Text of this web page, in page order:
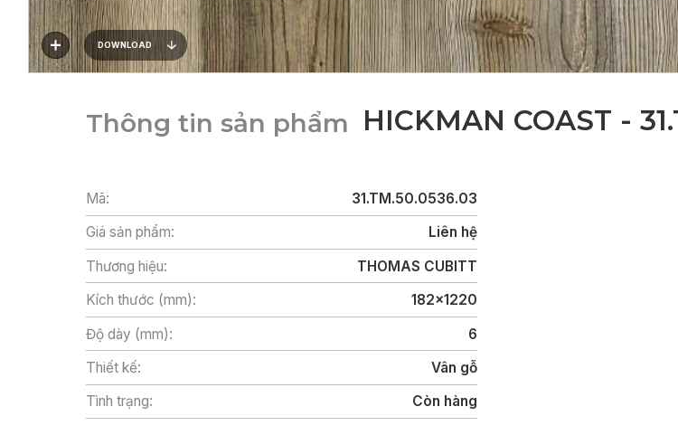
DOWNLOAD
Thông tin sản phẩm HICKMAN COAST -
Mã:
31.TM.50.0536.03
Giá sản phẩm:
Liên hệ
Thương hiệu:
THOMAS CUBITT
Kích thước (mm):
182x1220
Độ dày (mm):
6
Thiết kế:
Vân gỗ
Tình trạng:
Còn hàng